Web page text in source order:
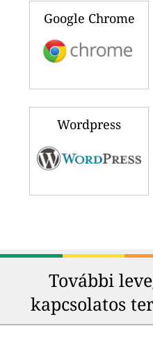
Google Chrome
Wordpress
További
kapcsolatos